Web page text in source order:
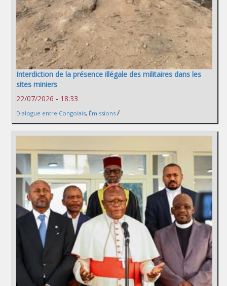
Interdiction de la présence illégale des militaires dans les
sites miniers
22/07/2026 - 18:33
Dialogue entre Congolais, Émissions /